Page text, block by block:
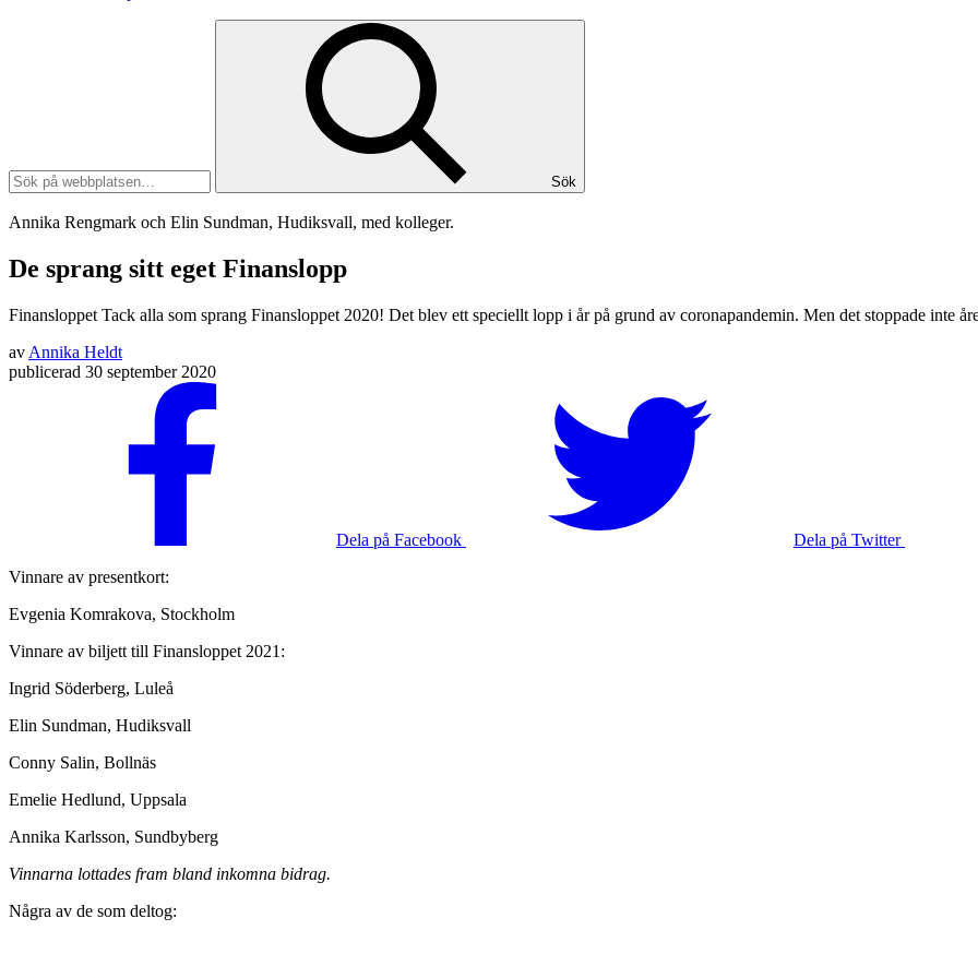
Sök
Annika Rengmark och Elin Sundman, Hudiksvall, med kolleger.
De sprang sitt eget Finanslopp
Finansloppet Tack alla som sprang Finansloppet 2020! Det blev ett speciellt lopp i år på grund av coronapandemin. Men det stoppade inte
av Annika Heldt
publicerad 30 september 2020
Dela på Facebook Dela på Twitter
Vinnare av presentkort:
Evgenia Komrakova, Stockholm
Vinnare av biljett till Finansloppet 2021:
Ingrid Söderberg, Luleå
Elin Sundman, Hudiksvall
Conny Salin, Bollnäs
Emelie Hedlund, Uppsala
Annika Karlsson, Sundbyberg
Vinnarna lottades fram bland inkomna bidrag.
Några av de som deltog: